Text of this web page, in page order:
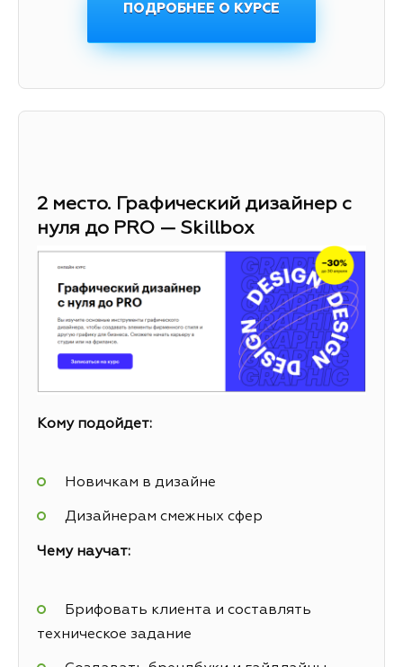
ПОДРОБНЕЕ О КУРСЕ
2 место. Графический дизайнер с
нуля до PRO — Skillbox
Кому подойдет:
Новичкам в дизайне
Дизайнерам смежных сфер
Чему научат:
Брифовать клиента и составлять
техническое задание